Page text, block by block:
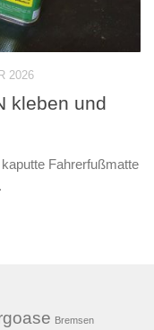
2026
kleben und
Fahrerfußmatte
Bremsen